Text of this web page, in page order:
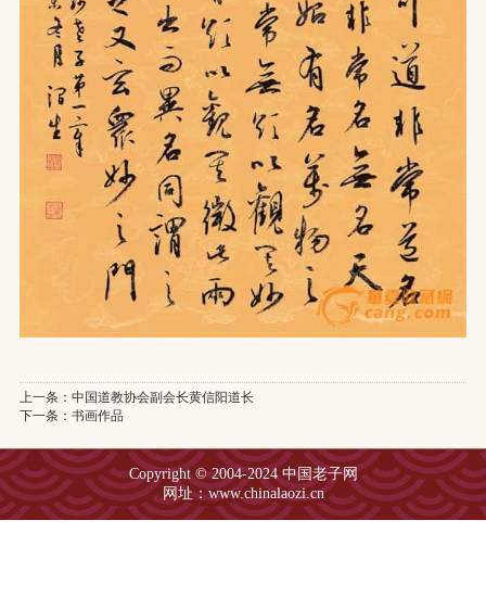
上一条： 中国道教协会副会长黄信阳道长
下一条： 书画作品
Copyright © 2004-2024 中国老子网
网址：www.chinalaozi.cn